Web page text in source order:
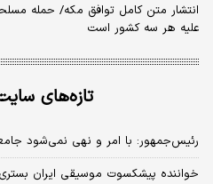
انتشار متن کامل توافق مکه/ حمله
علیه هر سه کشور است
تازه‌های
رئیس‌جمهور: با امر و نهی نمی‌شود جامعه
خواننده پیشکسوت موسیقی ایران